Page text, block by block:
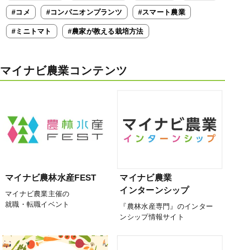
#コメ #コンパニオンプランツ #スマート農業
#ミニトマト #農家が教える栽培方法
マイナビ農業コンテンツ
マイナビ農林水産FEST
マイナビ農業主催の
就職・転職イベント
マイナビ農業
インターンシップ
『農林水産専門』のインター
ンシップ情報サイト